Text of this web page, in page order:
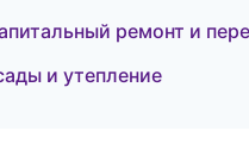
ремонт и
и утепление